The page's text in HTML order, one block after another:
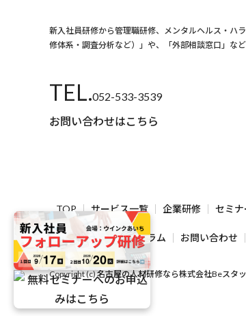
新⼊社員研修から管理職研修、メンタルヘルス・ハ
修体系・調査分析など）」や、「外部相談窓口」な
TEL.052-533-3539
お問い合わせはこちら
TOP サービス一覧 企業研修 セミナ
実績・導入事例 コラム お問い合わせ
Copyright (c)名古屋の人材研修なら株式会社Beスタ